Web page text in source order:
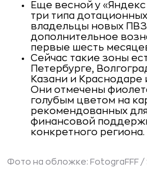
Еще весной у
три типа
владельцы новых ПВЗ
дополнительное
первые шесть
Сейчас такие зоны
Петербурге,
Казани и Краснодаре
Они отмечены
голубым цветом на
рекомендованных
финансовой
конкретного региона.
Фото на обложке: FotograFFF /